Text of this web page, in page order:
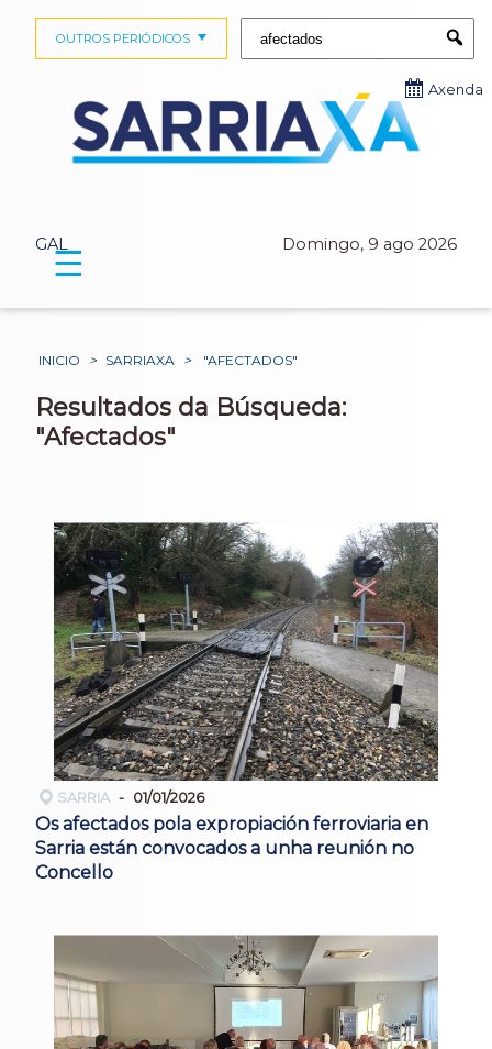
GAL Domingo, 9 ago 2026
OUTROS PERIÓDICOS
Axenda
☰
INICIO > SARRIAXA > "AFECTADOS"
Resultados da Búsqueda:
"Afectados"
SARRIA 01/01/2026
Os afectados pola expropiación ferroviaria en
Sarria están convocados a unha reunión no
Concello